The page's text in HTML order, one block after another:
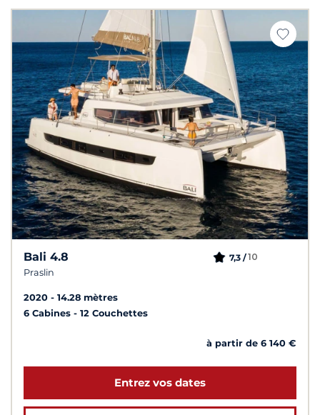
Bali 4.8
Praslin
7,3 /10
2020
14.28 mètres
6 Cabines
12 Couchettes
à partir de 6 140 €
Entrez vos dates